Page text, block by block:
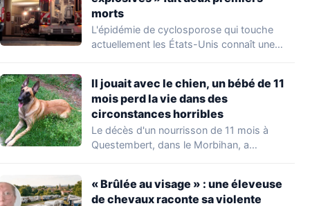
morts
L'épidémie de cyclosporose qui touche
actuellement les États-Unis connaît une
Il jouait avec le chien, un bébé de 11
mois perd la vie dans des
circonstances horribles
Le décès d'un nourrisson de 11 mois à
Questembert, dans le Morbihan, a
« Brûlée au visage » : une éleveuse
de chevaux raconte sa violente